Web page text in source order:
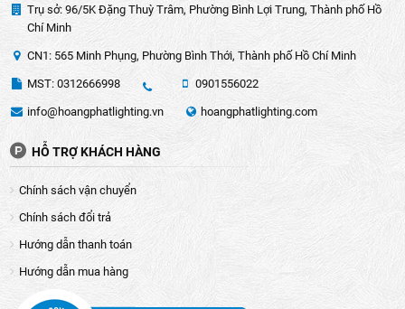
Trụ sở: 96/5K Đặng Thuỳ Trâm, Phường Bình Lợi Trung, Thành phố Hồ
Chí Minh
CN1: 565 Minh Phụng, Phường Bình Thới, Thành phố Hồ Chí Minh
MST: 0312666998 0901556022
info@hoangphatlighting.vn hoangphatlighting.com
HỖ TRỢ KHÁCH HÀNG
Chính sách vận chuyển
Chính sách đổi trả
Hướng dẫn thanh toán
Hướng dẫn mua hàng